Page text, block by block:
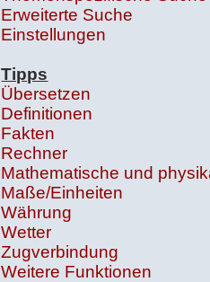
Erweiterte Suche
Einstellungen
Tipps
Übersetzen
Definitionen
Fakten
Rechner
Mathematische und
Maße/Einheiten
Währung
Wetter
Zugverbindung
Weitere Funktionen